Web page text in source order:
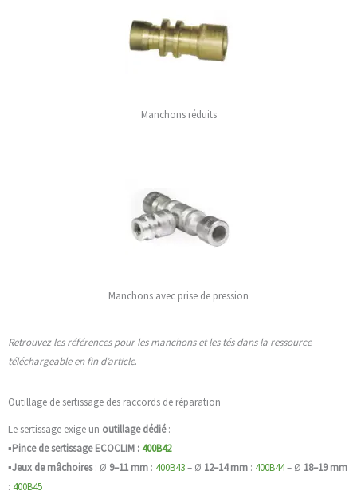
Manchons réduits
Manchons avec prise de pression
Retrouvez les références pour les manchons et les tés dans la ressource
téléchargeable en fin d’article.
Outillage de sertissage des raccords de réparation
Le sertissage exige un outillage dédié:
▪️Pince de sertissage ECOCLIM :400B42
▪️Jeux de mâchoires: Ø 9–11 mm : 400B43– Ø 12–14 mm : 400B44– Ø 18–19 mm
: 400B45